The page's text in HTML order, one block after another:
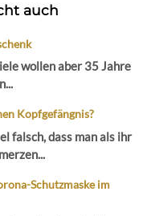
auch
wollen aber 35 Jahre
Kopfgefängnis?
falsch, dass man als ihr
Schutzmaske im